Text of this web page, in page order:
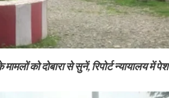
को दोबारा से सुनें, रिपोर्ट न्यायालय में पेश